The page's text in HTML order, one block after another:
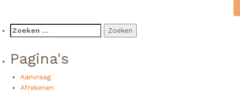
Zoeken
naar:
Pagina's
Aanvraag
Afrekenen